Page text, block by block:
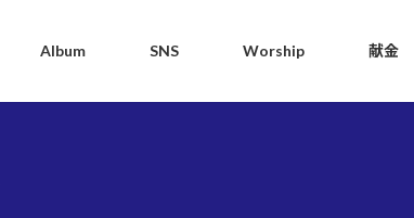
Album SNS Worship 献金